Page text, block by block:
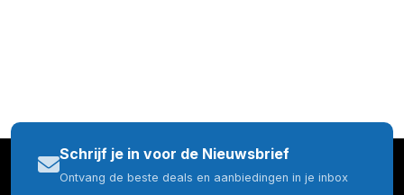
Schrijf je in voor de Nieuwsbrief
Ontvang de beste deals en aanbiedingen in je inbox